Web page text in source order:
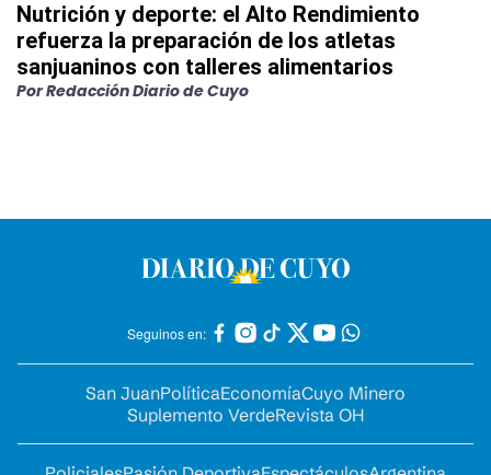
Nutrición y deporte: el Alto Rendimiento
refuerza la preparación de los atletas
sanjuaninos con talleres alimentarios
PorRedacción Diario de Cuyo
Seguinos en:
San JuanPolíticaEconomíaCuyo Minero
Suplemento VerdeRevista OH